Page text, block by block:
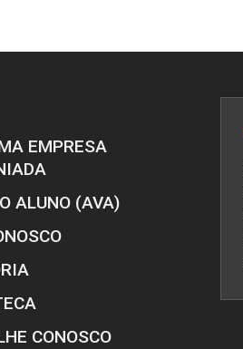
EMPRESA
ALUNO (AVA)
CONOSCO